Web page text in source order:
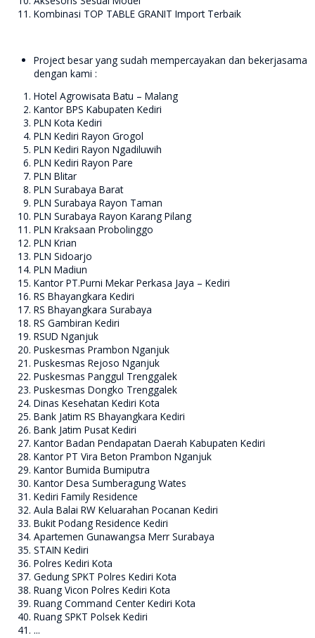
Kombinasi TOP TABLE GRANIT Import Terbaik
Project besar yang sudah mempercayakan dan bekerjasama
dengan kami :
Hotel Agrowisata Batu – Malang
Kantor BPS Kabupaten Kediri
PLN Kota Kediri
PLN Kediri Rayon Grogol
PLN Kediri Rayon Ngadiluwih
PLN Kediri Rayon Pare
PLN Blitar
PLN Surabaya Barat
PLN Surabaya Rayon Taman
PLN Surabaya Rayon Karang Pilang
PLN Kraksaan Probolinggo
PLN Krian
PLN Sidoarjo
PLN Madiun
Kantor PT.Purni Mekar Perkasa Jaya – Kediri
RS Bhayangkara Kediri
RS Bhayangkara Surabaya
RS Gambiran Kediri
RSUD Nganjuk
Puskesmas Prambon Nganjuk
Puskesmas Rejoso Nganjuk
Puskesmas Panggul Trenggalek
Puskesmas Dongko Trenggalek
Dinas Kesehatan Kediri Kota
Bank Jatim RS Bhayangkara Kediri
Bank Jatim Pusat Kediri
Kantor Badan Pendapatan Daerah Kabupaten Kediri
Kantor PT Vira Beton Prambon Nganjuk
Kantor Bumida Bumiputra
Kantor Desa Sumberagung Wates
Kediri Family Residence
Aula Balai RW Keluarahan Pocanan Kediri
Bukit Podang Residence Kediri
Apartemen Gunawangsa Merr Surabaya
STAIN Kediri
Polres Kediri Kota
Gedung SPKT Polres Kediri Kota
Ruang Vicon Polres Kediri Kota
Ruang Command Center Kediri Kota
Ruang SPKT Polsek Kediri
...